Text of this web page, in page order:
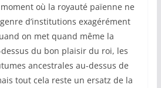
où la royauté païenne ne
d’institutions exagérément
on met quand même la
du bon plaisir du roi, les
ancestrales au-dessus de
tout cela reste un ersatz de la